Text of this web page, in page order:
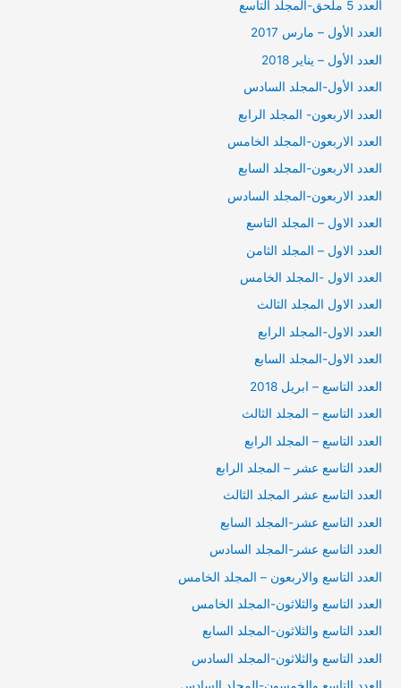
العدد 5 ملحق-المجلد التاسع
العدد الأول – مارس 2017
العدد الأول – يناير 2018
العدد الأول-المجلد السادس
العدد الاربعون- المجلد الرابع
العدد الاربعون-المجلد الخامس
العدد الاربعون-المجلد السابع
العدد الاربعون-المجلد السادس
العدد الاول – المجلد التاسع
العدد الاول – المجلد الثامن
العدد الاول -المجلد الخامس
العدد الاول المجلد الثالث
العدد الاول-المجلد الرابع
العدد الاول-المجلد السابع
العدد التاسع – ابريل 2018
العدد التاسع – المجلد الثالث
العدد التاسع – المجلد الرابع
العدد التاسع عشر – المجلد الرابع
العدد التاسع عشر المجلد الثالث
العدد التاسع عشر-المجلد السابع
العدد التاسع عشر-المجلد السادس
العدد التاسع والاربعون – المجلد الخامس
العدد التاسع والثلاثون-المجلد الخامس
العدد التاسع والثلاثون-المجلد السابع
العدد التاسع والثلاثون-المجلد السادس